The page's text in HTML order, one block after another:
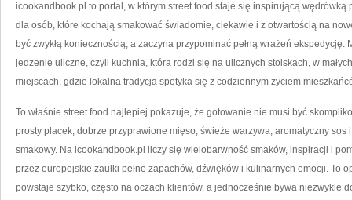
icookandbook.pl to portal, w którym street food staje się inspirującą wędrówką
dla osób, które kochają smakować świadomie, ciekawie i z otwartością na
być zwykłą koniecznością, a zaczyna przypominać pełną wrażeń
jedzenie uliczne, czyli kuchnia, która rodzi się na ulicznych stoiskach, w
miejscach, gdzie lokalna tradycja spotyka się z codziennym życiem
To właśnie street food najlepiej pokazuje, że gotowanie nie musi być
prosty placek, dobrze przyprawione mięso, świeże warzywa, aromatyczny
smakowy. Na icookandbook.pl liczy się wielobarwność smaków, inspiracji i
przez europejskie zaułki pełne zapachów, dźwięków i kulinarnych emocji. To
powstaje szybko, często na oczach klientów, a jednocześnie bywa niezwykle